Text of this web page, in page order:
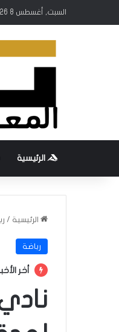
السبت, أغسطس 8 2026
الرئيسية
الرئيسية /
رباضة
أخر